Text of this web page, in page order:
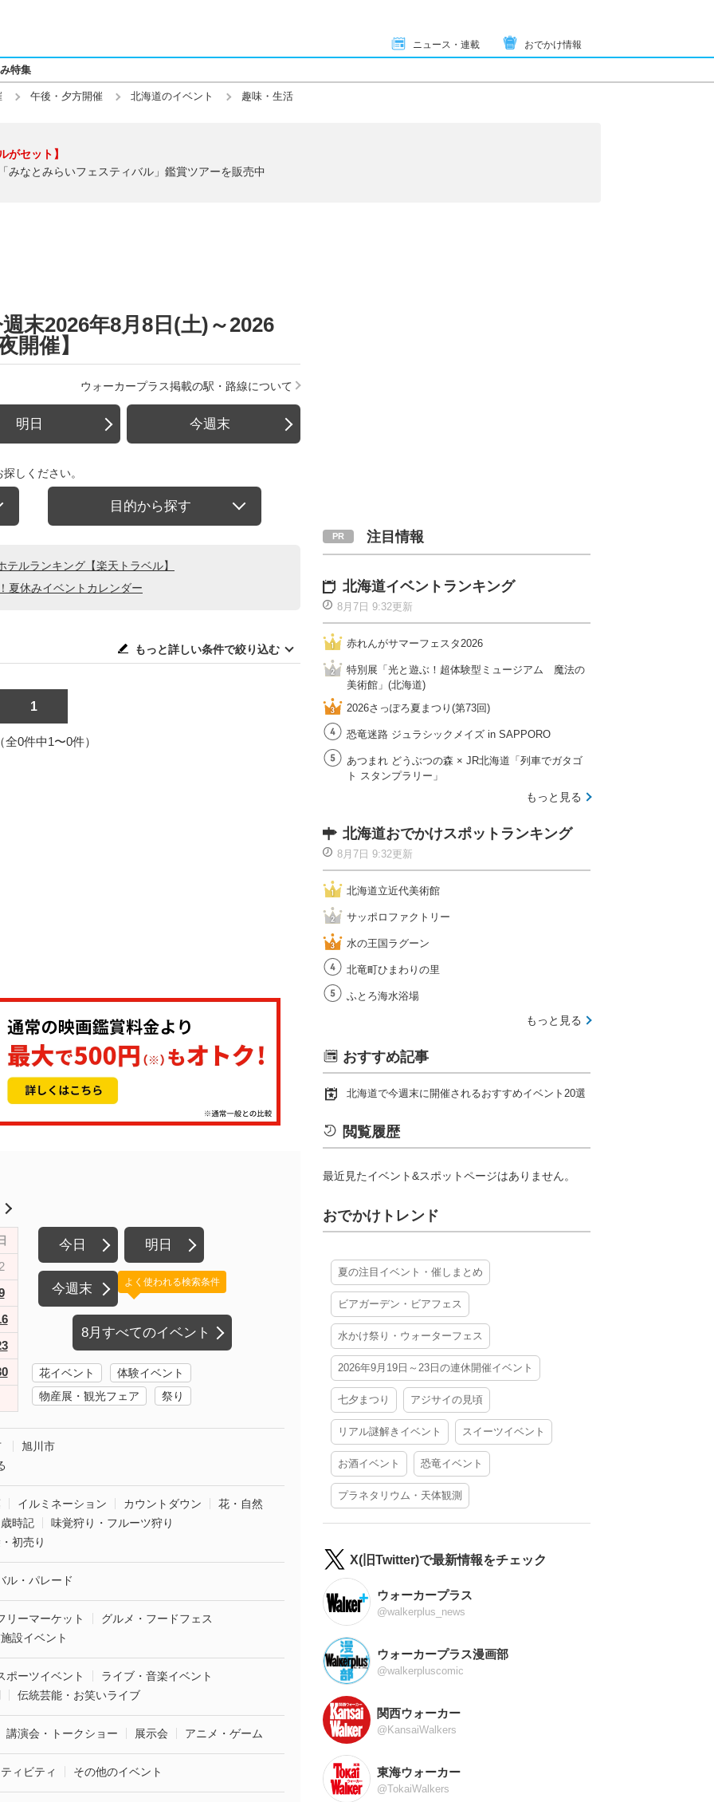
ニュース・連載 おでかけ情報
特集
午後・夕方開催 北海道のイベント 趣味・生活
がセット】
みなとみらいフェスティバル」鑑賞ツアーを販売中
末2026年8月8日(土)～2026
開催】
ウォーカープラス掲載の駅・路線について
明日 今週末
しください。
目的から探す
ルランキング【楽天トラベル】
夏休みイベントカレンダー
もっと詳しい条件で絞り込む
1
全0件中1〜0件）
今日 明日
今週末
8月すべてのイベント
よく使われる検索条件
花イベント
体験イベント
物産展・観光フェア
祭り
旭川市
イルミネーション カウントダウン
花・自然
時記
味覚狩り・フルーツ狩り
初売り
ル・パレード
リーマーケット
グルメ・フードフェス
設イベント
ポーツイベント
ライブ・音楽イベント
伝統芸能・お笑いライブ
講演会・トークショー 展示会 アニメ・ゲーム
ィビティ その他のイベント
注目情報
北海道イベントランキング
8月7日 9:32更新
赤れんがサマーフェスタ2026
特別展「光と遊ぶ！超体験型ミュージアム 魔法の
美術館」(北海道)
2026さっぽろ夏まつり(第73回)
恐竜迷路 ジュラシックメイズ in SAPPORO
あつまれ どうぶつの森 × JR北海道「列車でガタゴ
ト スタンプラリー」
もっと見る
北海道おでかけスポットランキング
8月7日 9:32更新
北海道立近代美術館
サッポロファクトリー
水の王国ラグーン
北竜町ひまわりの里
ふとろ海水浴場
もっと見る
おすすめ記事
北海道で今週末に開催されるおすすめイベント20選
閲覧履歴
最近見たイベント&スポットページはありません。
おでかけトレンド
夏の注目イベント・催しまとめ
ビアガーデン・ビアフェス
水かけ祭り・ウォーターフェス
2026年9月19日～23日の連休開催イベント
七夕まつり アジサイの見頃
リアル謎解きイベント スイーツイベント
お酒イベント 恐竜イベント
プラネタリウム・天体観測
X(旧Twitter)で最新情報をチェック
ウォーカープラス
@walkerplus_news
ウォーカープラス漫画部
@walkerpluscomic
関西ウォーカー
@KansaiWalkers
東海ウォーカー
@TokaiWalkers